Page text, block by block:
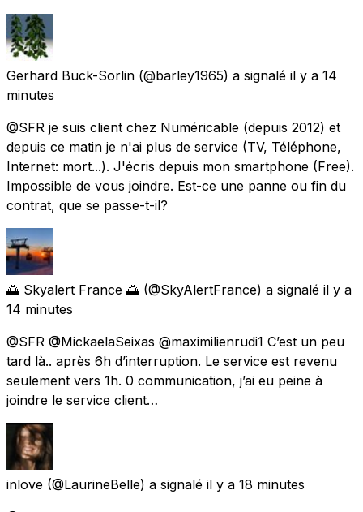
Gerhard Buck-Sorlin (@barley1965) a signalé il y a 14
minutes
@SFR je suis client chez Numéricable (depuis 2012) et
depuis ce matin je n'ai plus de service (TV, Téléphone,
Internet: mort...). J'écris depuis mon smartphone (Free).
Impossible de vous joindre. Est-ce une panne ou fin du
contrat, que se passe-t-il?
🌅 Skyalert France 🌅 (@SkyAlertFrance) a signalé il y a
14 minutes
@SFR @MickaelaSeixas @maximilienrudi1 C’est un peu
tard là.. après 6h d’interruption. Le service est revenu
seulement vers 1h. 0 communication, j’ai eu peine à
joindre le service client…
inlove (@LaurineBelle) a signalé il y a 18 minutes